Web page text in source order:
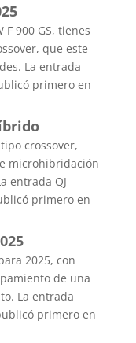
900 GS, tienes
que este
La entrada
primero en
crossover,
microhibridación
entrada QJ
primero en
2025, con
de una
La entrada
primero en